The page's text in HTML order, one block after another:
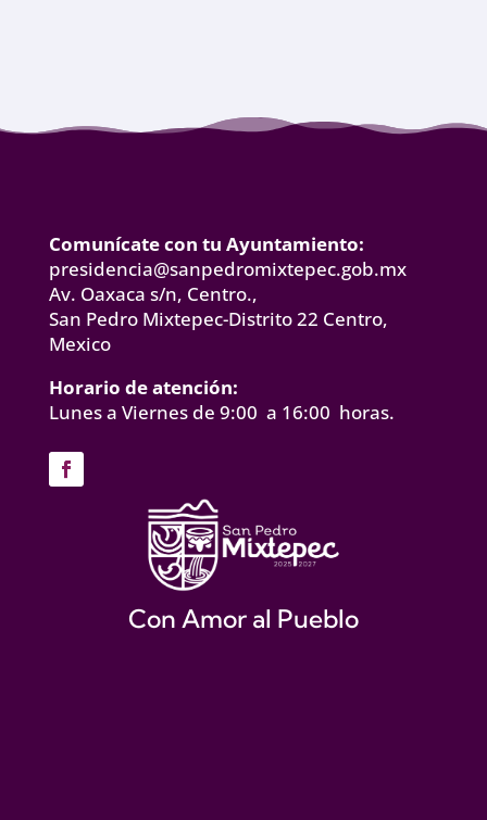
Comunícate con tu Ayuntamiento:
presidencia@sanpedromixtepec.gob.mx
Av. Oaxaca s/n, Centro.,
San Pedro Mixtepec-Distrito 22 Centro,
Mexico
Horario de atención:
Lunes a Viernes de 9:00 a 16:00 horas.
Con Amor al Pueblo